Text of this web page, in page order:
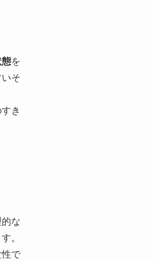
態を
そ
き
な
。
で